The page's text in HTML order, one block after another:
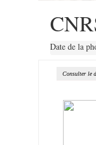
Date de la
Consulter le